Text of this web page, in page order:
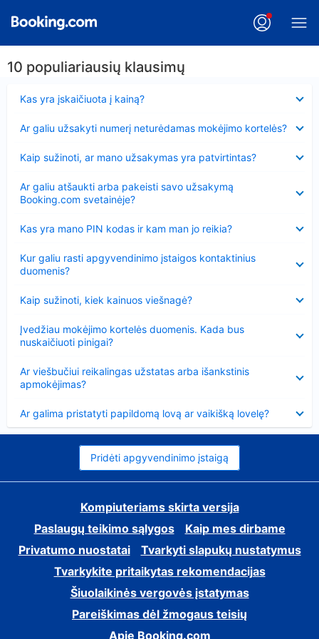
10 populiariausių klausimų
Kas yra įskaičiuota į kainą?
Ar galiu užsakyti numerį neturėdamas mokėjimo kortelės?
Kaip sužinoti, ar mano užsakymas yra patvirtintas?
Ar galiu atšaukti arba pakeisti savo užsakymą
Booking.com svetainėje?
Kas yra mano PIN kodas ir kam man jo reikia?
Kur galiu rasti apgyvendinimo įstaigos kontaktinius
duomenis?
Kaip sužinoti, kiek kainuos viešnagė?
Įvedžiau mokėjimo kortelės duomenis. Kada bus
nuskaičiuoti pinigai?
Ar viešbučiui reikalingas užstatas arba išankstinis
apmokėjimas?
Ar galima pristatyti papildomą lovą ar vaikišką lovelę?
Pridėti apgyvendinimo įstaigą
Kompiuteriams skirta versija
Paslaugų teikimo sąlygos
Kaip mes dirbame
Privatumo nuostatai
Tvarkyti slapukų nustatymus
Tvarkykite pritaikytas rekomendacijas
Šiuolaikinės vergovės įstatymas
Pareiškimas dėl žmogaus teisių
Apie Booking.com